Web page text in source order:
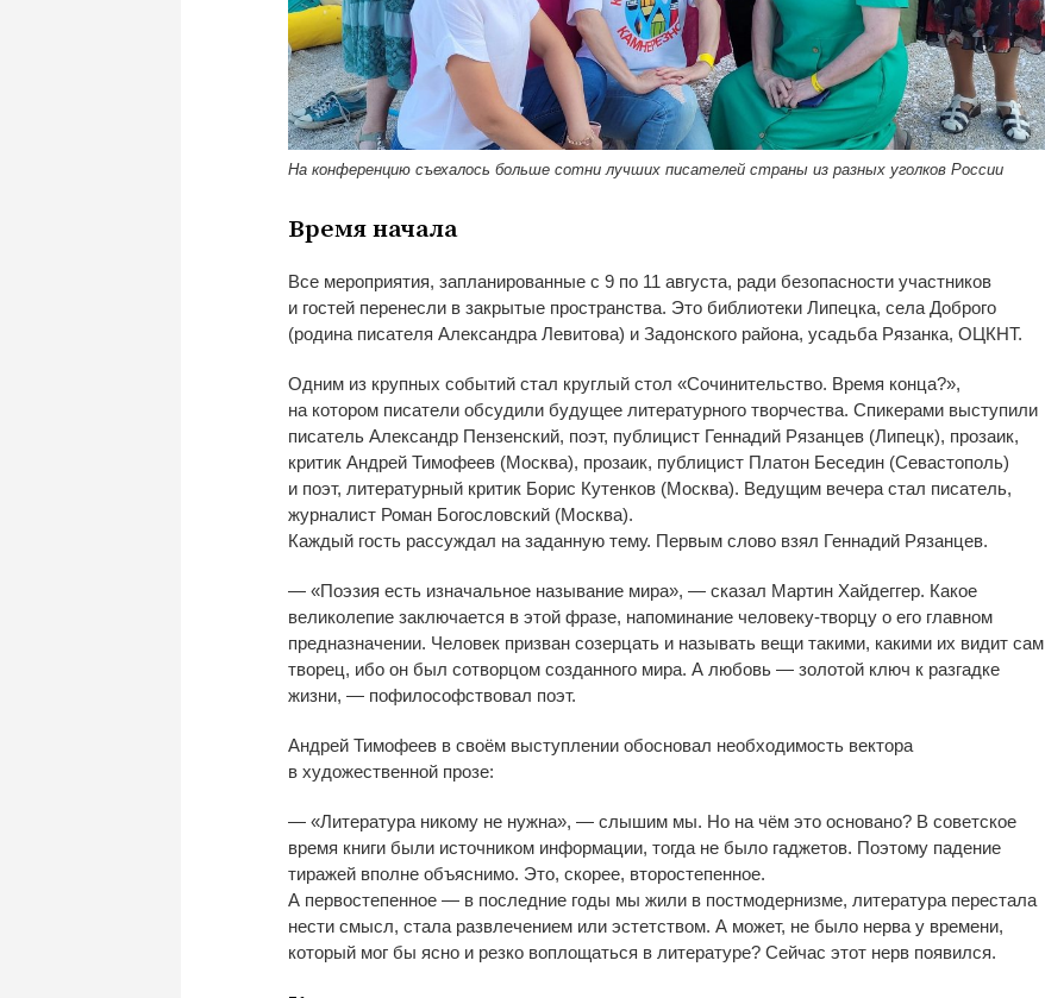
На конференцию съехалось больше сотни лучших писателей страны из разных уголков России
Время начала
Все мероприятия, запланированные с 9 по 11 августа, ради безопасности участников
и гостей перенесли в закрытые пространства. Это библиотеки Липецка, села Доброго
(родина писателя Александра Левитова) и Задонского района, усадьба Рязанка, ОЦКНТ.
Одним из крупных событий стал круглый стол «Сочинительство. Время конца?»,
на котором писатели обсудили будущее литературного творчества. Спикерами выступили
писатель Александр Пензенский, поэт, публицист Геннадий Рязанцев (Липецк), прозаик,
критик Андрей Тимофеев (Москва), прозаик, публицист Платон Беседин (Севастополь)
и поэт, литературный критик Борис Кутенков (Москва). Ведущим вечера стал писатель,
журналист Роман Богословский (Москва).
Каждый гость рассуждал на заданную тему. Первым слово взял Геннадий Рязанцев.
— «Поэзия есть изначальное называние мира», — сказал Мартин Хайдеггер. Какое
великолепие заключается в этой фразе, напоминание человеку-творцу о его главном
предназначении. Человек призван созерцать и называть вещи такими, какими их видит сам
творец, ибо он был сотворцом созданного мира. А любовь — золотой ключ к разгадке
жизни, — пофилософствовал поэт.
Андрей Тимофеев в своём выступлении обосновал необходимость вектора
в художественной прозе:
— «Литература никому не нужна», — слышим мы. Но на чём это основано? В советское
время книги были источником информации, тогда не было гаджетов. Поэтому падение
тиражей вполне объяснимо. Это, скорее, второстепенное.
А первостепенное — в последние годы мы жили в постмодернизме, литература перестала
нести смысл, стала развлечением или эстетством. А может, не было нерва у времени,
который мог бы ясно и резко воплощаться в литературе? Сейчас этот нерв появился.